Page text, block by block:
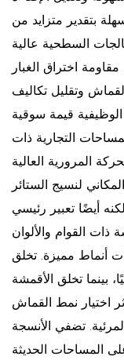
بتقدير متزايد من
السطحية عالية
اختراق الغبار
وتقليل تكاليف
قيمة سوقية
التجارية ذات
لنسيج الستائر
أيضًا تعبير رئيسي
ذات القوام والألوان
أنماط مميزة. تخلق
بينما تخلق الأقمشة
اختيار نمط القماش
تضفي الأنسجة
المساحات الحديثة